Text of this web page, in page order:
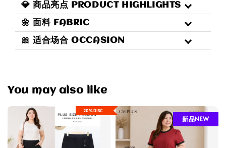
💎 商品亮点 PRODUCT HIGHLIGHTS
🌼 面料 FABRIC
🎀 适合场合 OCCASION
You may also like
20%DISC
新品NEW